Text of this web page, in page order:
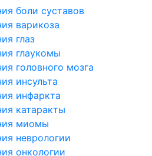
боли суставов
варикоза
глаз
глаукомы
головного мозга
инсульта
инфаркта
катаракты
миомы
неврологии
онкологии